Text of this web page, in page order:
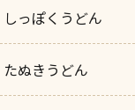
しっぽくうどん
たぬきうどん